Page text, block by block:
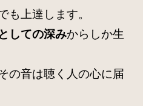
も上達します。
しての深みからしか生
の音は聴く人の心に届